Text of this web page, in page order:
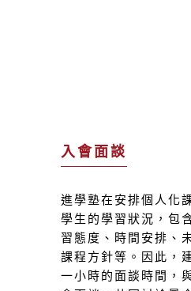
入會面談
進學塾在安排個人化
學生的學習狀況，包
習態度、時間安排、
課程方針等。因此，
一小時的面談時間，